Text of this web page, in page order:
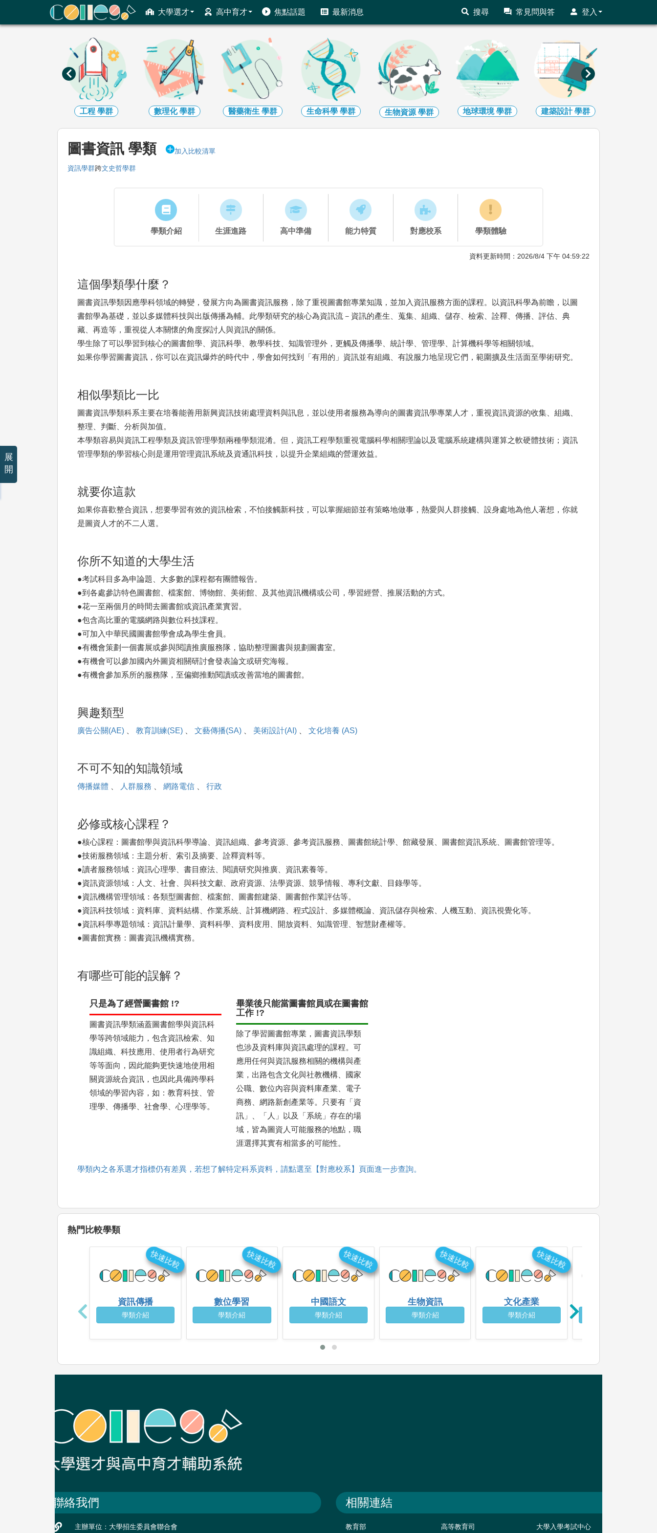
大學選才 高中育才 焦點話題 最新消息 搜尋 常見問與答 登入
ColleGo! 大學選才與高中育才輔助系統
工程 學群 數理化學群 醫藥衛生 學群 生命科學 學群 生物資源學群 地球環境學群 建築設計學群
圖書資訊 學類 加入比較清單
資訊學群跨文史哲學群
學類介紹 生涯進路 高中準備 能力特質 對應校系 學類體驗
資料更新時間：2026/8/4 下午 04:59:22
這個學類學什麼？
圖書資訊學類因應學科領域的轉變，發展方向為圖書資訊服務，除了重視圖書館專業知識，並加入資訊服務方面的課程。以資訊科學為前瞻，以圖
書館學為基礎，並以多媒體科技與出版傳播為輔。此學類研究的核心為資訊流－資訊的產生、蒐集、組織、儲存、檢索、詮釋、傳播、評估、典
藏、再造等，重視從人本關懷的角度探討人與資訊的關係。
學生除了可以學習到核心的圖書館學、資訊科學、教學科技、知識管理外，更觸及傳播學、統計學、管理學、計算機科學等相關領域。
如果你學習圖書資訊，你可以在資訊爆炸的時代中，學會如何找到「有用的」資訊並有組織、有說服力地呈現它們，範圍擴及生活面至學術研究。
相似學類比一比
圖書資訊學類科系主要在培養能善用新興資訊技術處理資料與訊息，並以使用者服務為導向的圖書資訊學專業人才，重視資訊資源的收集、組織、
整理、判斷、分析與加值。
本學類容易與資訊工程學類及資訊管理學類兩種學類混淆。但，資訊工程學類重視電腦科學相關理論以及電腦系統建構與運算之軟硬體技術；資訊
管理學類的學習核心則是運用管理資訊系統及資通訊科技，以提升企業組織的營運效益。
就要你這款
如果你喜歡整合資訊，想要學習有效的資訊檢索，不怕接觸新科技，可以掌握細節並有策略地做事，熱愛與人群接觸、設身處地為他人著想，你就
是圖資人才的不二人選。
你所不知道的大學生活
●考試科目多為申論題、大多數的課程都有團體報告。
●到各處參訪特色圖書館、檔案館、博物館、美術館、及其他資訊機構或公司，學習經營、推展活動的方式。
●花一至兩個月的時間去圖書館或資訊產業實習。
●包含高比重的電腦網路與數位科技課程。
●可加入中華民國圖書館學會成為學生會員。
●有機會策劃一個書展或參與閱讀推廣服務隊，協助整理圖書與規劃圖書室。
●有機會可以參加國內外圖資相關研討會發表論文或研究海報。
●有機會參加系所的服務隊，至偏鄉推動閱讀或改善當地的圖書館。
興趣類型
廣告公關(AE) 、 教育訓練(SE) 、 文藝傳播(SA) 、 美術設計(AI) 、 文化培養 (AS)
不可不知的知識領域
傳播媒體 、 人群服務 、 網路電信 、 行政
必修或核心課程？
●核心課程：圖書館學與資訊科學導論、資訊組織、參考資源、參考資訊服務、圖書館統計學、館藏發展、圖書館資訊系統、圖書館管理等。
●技術服務領域：主題分析、索引及摘要、詮釋資料等。
●讀者服務領域：資訊心理學、書目療法、閱讀研究與推廣、資訊素養等。
●資訊資源領域：人文、社會、與科技文獻、政府資源、法學資源、競爭情報、專利文獻、目錄學等。
●資訊機構管理領域：各類型圖書館、檔案館、圖書館建築、圖書館作業評估等。
●資訊科技領域：資料庫、資料結構、作業系統、計算機網路、程式設計、多媒體概論、資訊儲存與檢索、人機互動、資訊視覺化等。
●資訊科學專題領域：資訊計量學、資料科學、資料庋用、開放資料、知識管理、智慧財產權等。
●圖書館實務：圖書資訊機構實務。
有哪些可能的誤解？
只是為了經營圖書館 !?
圖書資訊學類涵蓋圖書館學與資訊科
學等跨領域能力，包含資訊檢索、知
識組織、科技應用、使用者行為研究
等等面向，因此能夠更快速地使用相
關資源統合資訊，也因此具備跨學科
領域的學習內容，如：教育科技、管
理學、傳播學、社會學、心理學等。
畢業後只能當圖書館員或在圖書館
工作 !?
除了學習圖書館專業，圖書資訊學類
也涉及資料庫與資訊處理的課程。可
應用任何與資訊服務相關的機構與產
業，出路包含文化與社教機構、國家
公職、數位內容與資料庫產業、電子
商務、網路新創產業等。只要有「資
訊」、「人」以及「系統」存在的場
域，皆為圖資人可能服務的地點，職
涯選擇其實有相當多的可能性。
學類內之各系選才指標仍有差異，若想了解特定科系資料，請點選至【對應校系】頁面進一步查詢。
熱門比較學類
資訊傳播
學類介紹
快速比較
數位學習
學類介紹
快速比較
中國語文
學類介紹
快速比較
生物資訊
學類介紹
快速比較
文化產業
學類介紹
快速比較
聯絡我們
主辦單位：大學招生委員會聯合會
相關連結
教育部 高等教育司 大學入學考試中心
展
開